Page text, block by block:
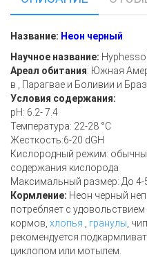
Название: Неон черный
Научное название:
Ареал обитания: Южная
в , Парагвае и Боливии и
Условия содержания:
рН: 6.2- 7.4
Температура: 22-28 °C
Жесткость:6-20 dGH
Кислородный режим:
содержания кислорода
Максимальный размер: До 4-
Кормление: Неон черный
потребляет с
кормов, хлопья гранулы ,
рекомендуется
циклопом или мотылем.